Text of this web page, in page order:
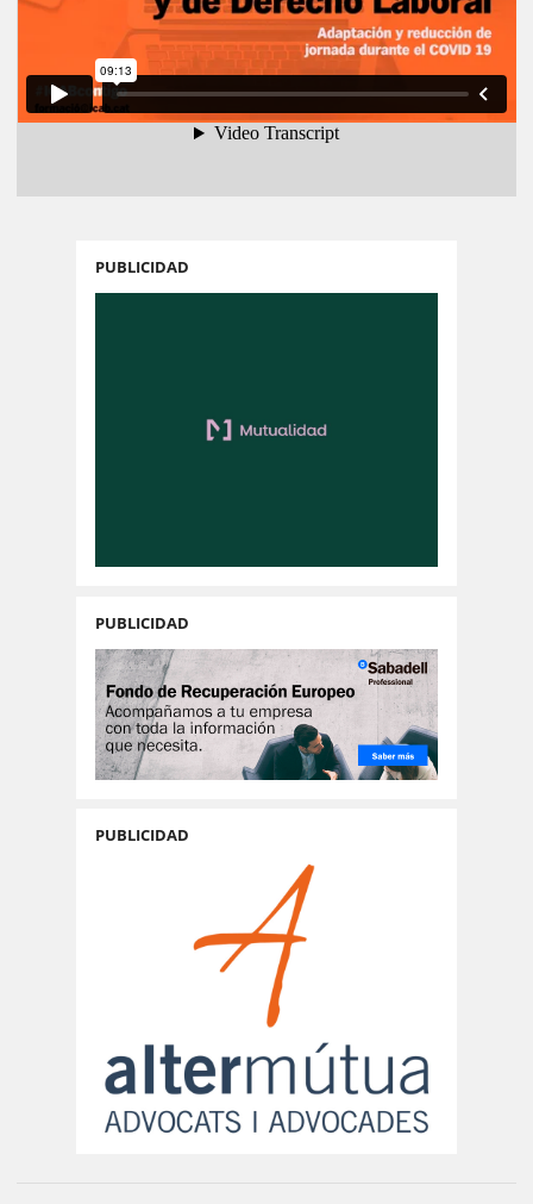
PUBLICIDAD
PUBLICIDAD
PUBLICIDAD